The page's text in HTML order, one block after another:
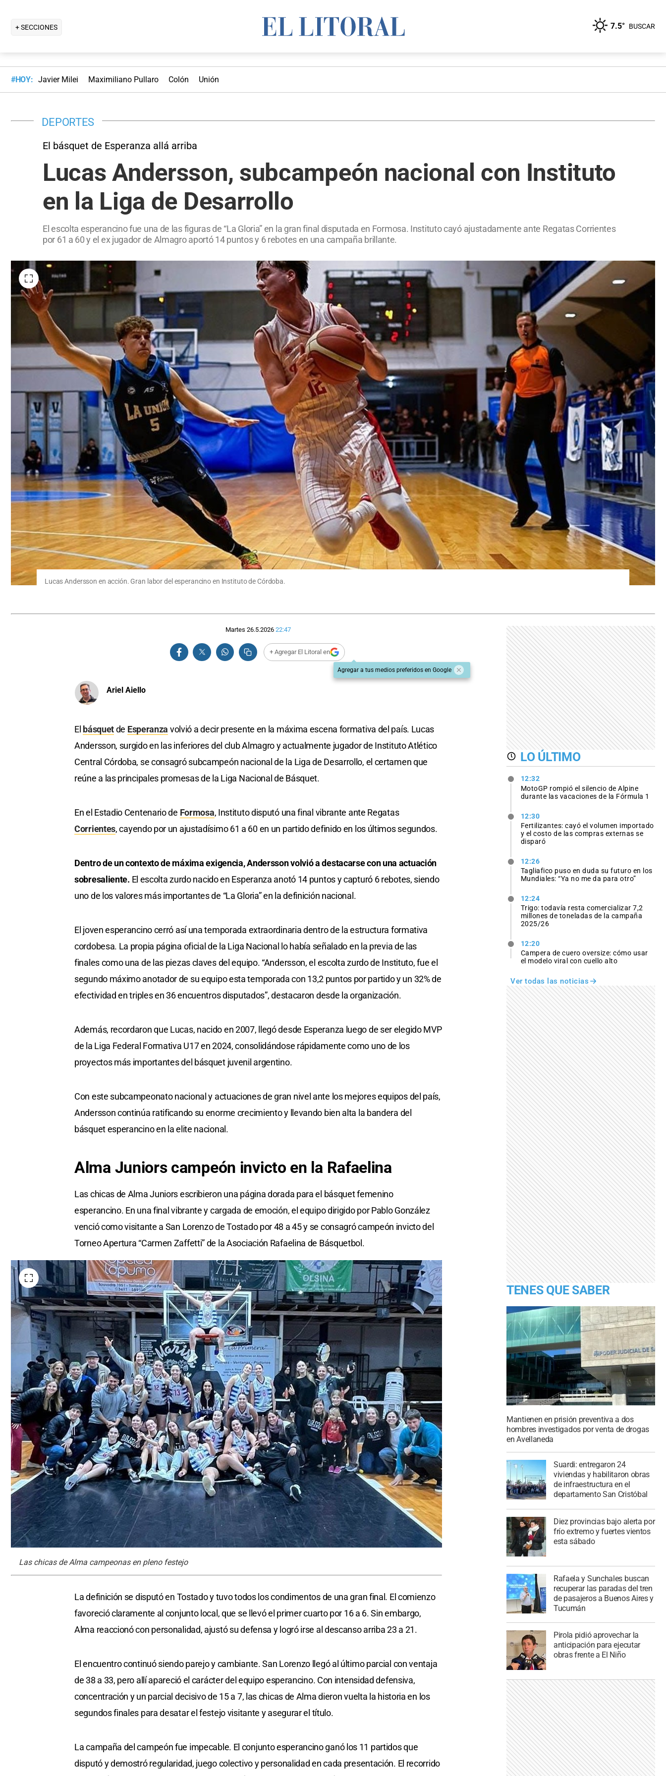
+ SECCIONES 7.5° BUSCAR
#HOY: Javier Milei Maximiliano Pullaro Colón Unión
DEPORTES
El básquet de Esperanza allá arriba
Lucas Andersson, subcampeón nacional con Instituto
en la Liga de Desarrollo
El escolta esperancino fue una de las figuras de “La Gloria” en la gran final disputada en Formosa. Instituto cayó ajustadamente ante Regatas Corrientes
por 61 a 60 y el ex jugador de Almagro aportó 14 puntos y 6 rebotes en una campaña brillante.
Lucas Andersson en acción. Gran labor del esperancino en Instituto de Córdoba.
Martes 26.5.2026 22:47
+ Agregar El Litoral en
Agregar a tus medios preferidos en Google
Ariel Aiello
El básquetde Esperanza volvió a decir presente en la máxima escena formativa del país. Lucas
Andersson, surgido en las inferiores del club Almagro y actualmente jugador de Instituto Atlético
Central Córdoba, se consagró subcampeón nacional de la Liga de Desarrollo, el certamen que
reúne a las principales promesas de la Liga Nacional de Básquet.
En el Estadio Centenario de Formosa, Instituto disputó una final vibrante ante Regatas
Corrientes, cayendo por un ajustadísimo 61 a 60 en un partido definido en los últimos segundos.
Dentro de un contexto de máxima exigencia, Andersson volvió a destacarse con una actuación
sobresaliente. El escolta zurdo nacido en Esperanza anotó 14 puntos y capturó 6 rebotes, siendo
uno de los valores más importantes de “La Gloria” en la definición nacional.
El joven esperancino cerró así una temporada extraordinaria dentro de la estructura formativa
cordobesa. La propia página oficial de la Liga Nacional lo había señalado en la previa de las
finales como una de las piezas claves del equipo. “Andersson, el escolta zurdo de Instituto, fue el
segundo máximo anotador de su equipo esta temporada con 13,2 puntos por partido y un 32% de
efectividad en triples en 36 encuentros disputados”, destacaron desde la organización.
Además, recordaron que Lucas, nacido en 2007, llegó desde Esperanza luego de ser elegido MVP
de la Liga Federal Formativa U17 en 2024, consolidándose rápidamente como uno de los
proyectos más importantes del básquet juvenil argentino.
Con este subcampeonato nacional y actuaciones de gran nivel ante los mejores equipos del país,
Andersson continúa ratificando su enorme crecimiento y llevando bien alta la bandera del
básquet esperancino en la elite nacional.
Alma Juniors campeón invicto en la Rafaelina
Las chicas de Alma Juniors escribieron una página dorada para el básquet femenino
esperancino. En una final vibrante y cargada de emoción, el equipo dirigido por Pablo González
venció como visitante a San Lorenzo de Tostado por 48 a 45 y se consagró campeón invicto del
Torneo Apertura “Carmen Zaffetti” de la Asociación Rafaelina de Básquetbol.
Las chicas de Alma campeonas en pleno festejo
La definición se disputó en Tostado y tuvo todos los condimentos de una gran final. El comienzo
favoreció claramente al conjunto local, que se llevó el primer cuarto por 16 a 6. Sin embargo,
Alma reaccionó con personalidad, ajustó su defensa y logró irse al descanso arriba 23 a 21.
El encuentro continuó siendo parejo y cambiante. San Lorenzo llegó al último parcial con ventaja
de 38 a 33, pero allí apareció el carácter del equipo esperancino. Con intensidad defensiva,
concentración y un parcial decisivo de 15 a 7, las chicas de Alma dieron vuelta la historia en los
segundos finales para desatar el festejo visitante y asegurar el título.
La campaña del campeón fue impecable. El conjunto esperancino ganó los 11 partidos que
disputó y demostró regularidad, juego colectivo y personalidad en cada presentación. El recorrido
LO ÚLTIMO
12:32
MotoGP rompió el silencio de Alpine
durante las vacaciones de la Fórmula 1
12:30
Fertilizantes: cayó el volumen importado
y el costo de las compras externas se
disparó
12:26
Tagliafico puso en duda su futuro en los
Mundiales: “Ya no me da para otro”
12:24
Trigo: todavía resta comercializar 7,2
millones de toneladas de la campaña
2025/26
12:20
Campera de cuero oversize: cómo usar
el modelo viral con cuello alto
Ver todas las noticias
TENES QUE SABER
Mantienen en prisión preventiva a dos
hombres investigados por venta de drogas
en Avellaneda
Suardi: entregaron 24
viviendas y habilitaron obras
de infraestructura en el
departamento San Cristóbal
Diez provincias bajo alerta por
frío extremo y fuertes vientos
esta sábado
Rafaela y Sunchales buscan
recuperar las paradas del tren
de pasajeros a Buenos Aires y
Tucumán
Pirola pidió aprovechar la
anticipación para ejecutar
obras frente a El Niño